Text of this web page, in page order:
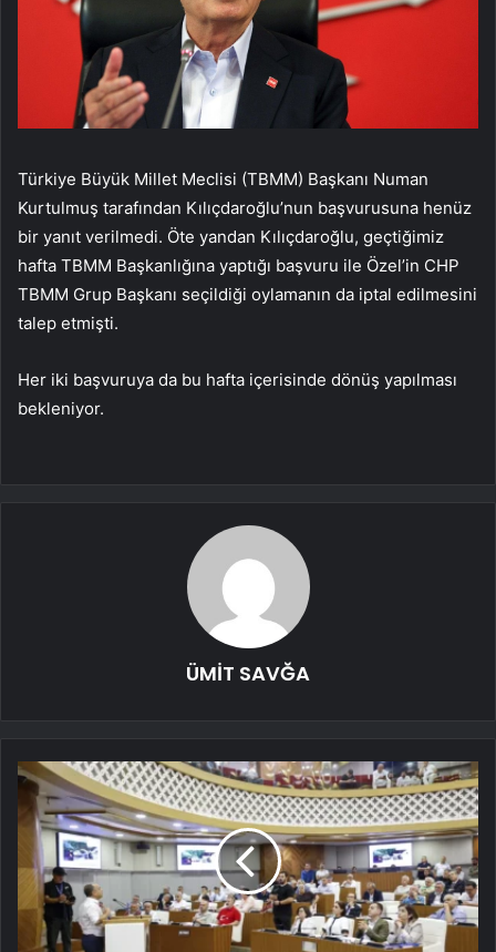
Türkiye Büyük Millet Meclisi (TBMM) Başkanı Numan
Kurtulmuş tarafından Kılıçdaroğlu’nun başvurusuna henüz
bir yanıt verilmedi. Öte yandan Kılıçdaroğlu, geçtiğimiz
hafta TBMM Başkanlığına yaptığı başvuru ile Özel’in CHP
TBMM Grup Başkanı seçildiği oylamanın da iptal edilmesini
talep etmişti.
Her iki başvuruya da bu hafta içerisinde dönüş yapılması
bekleniyor.
ÜMİT SAVĞA